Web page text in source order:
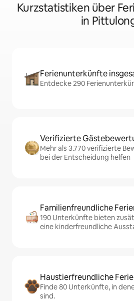
Kurzstatistiken über
in
Ferienunterkünfte
Entdecke 290
Verifizierte
Mehr als 3.770 verifizierte
bei der Entscheidung helfen
Familienfreundliche
190 Unterkünfte bieten
eine kinderfreundliche
Haustierfreundliche
Finde 80 Unterkünfte, in
sind.